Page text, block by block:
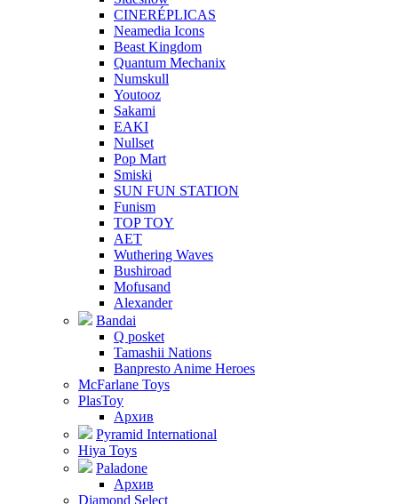
CINERÉPLICAS
Neamedia Icons
Beast Kingdom
Quantum Mechanix
Numskull
Youtooz
Sakami
EAKI
Nullset
Pop Mart
Smiski
SUN FUN STATION
Funism
TOP TOY
AET
Wuthering Waves
Bushiroad
Mofusand
Alexander
Bandai
Q posket
Tamashii Nations
Banpresto Anime Heroes
McFarlane Toys
PlasToy
Архив
Pyramid International
Hiya Toys
Paladone
Архив
Diamond Select